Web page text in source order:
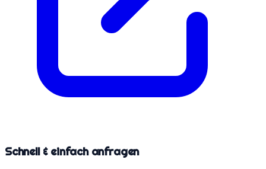
Schnell & einfach anfragen